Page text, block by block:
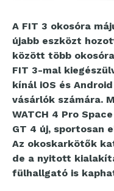
A FIT 3 okosóra
újabb eszközt
között több
FIT 3-mal
kínál iOS és
vásárlók számára.
WATCH 4 Pro
GT 4 új, sportosan
Az okoskarkötők
de a nyitott
fülhallgató is